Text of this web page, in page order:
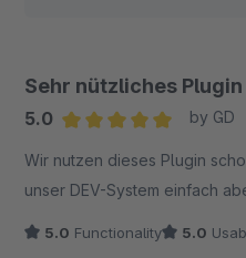
Sehr nützliches Plugin
5.0
by GD
Wir nutzen dieses Plugin
unser DEV-System einfach
5.0 Functionality 5.0